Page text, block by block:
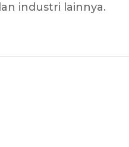
industri lainnya.